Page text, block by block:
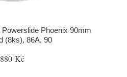
Phoenix 90mm
(8ks), 86A, 90
Kč